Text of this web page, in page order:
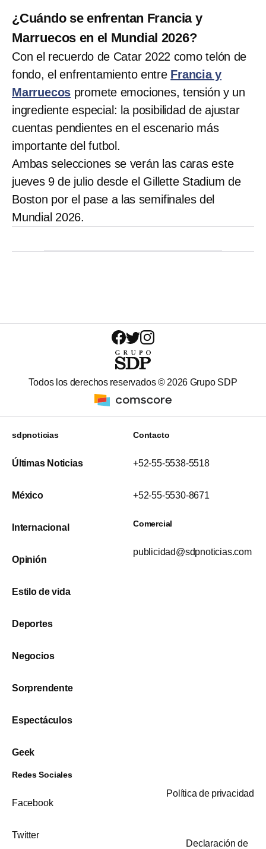
¿Cuándo se enfrentan Francia y
Marruecos en el Mundial 2026?
Con el recuerdo de Catar 2022 como telón de
fondo, el enfrentamiento entre Francia y
Marruecos promete emociones, tensión y un
ingrediente especial: la posibilidad de ajustar
cuentas pendientes en el escenario más
importante del futbol.
Ambas selecciones se verán las caras este
jueves 9 de julio desde el Gillette Stadium de
Boston por el pase a las semifinales del
Mundial 2026.
Todos los derechos reservados © 2026 Grupo SDP
sdpnoticias
Últimas Noticias
México
Internacional
Opinión
Estilo de vida
Deportes
Negocios
Sorprendente
Espectáculos
Geek
Contacto
+52-55-5538-5518
+52-55-5530-8671
Comercial
publicidad@sdpnoticias.com
Redes Sociales
Facebook
Twitter
Política de privacidad
Declaración de